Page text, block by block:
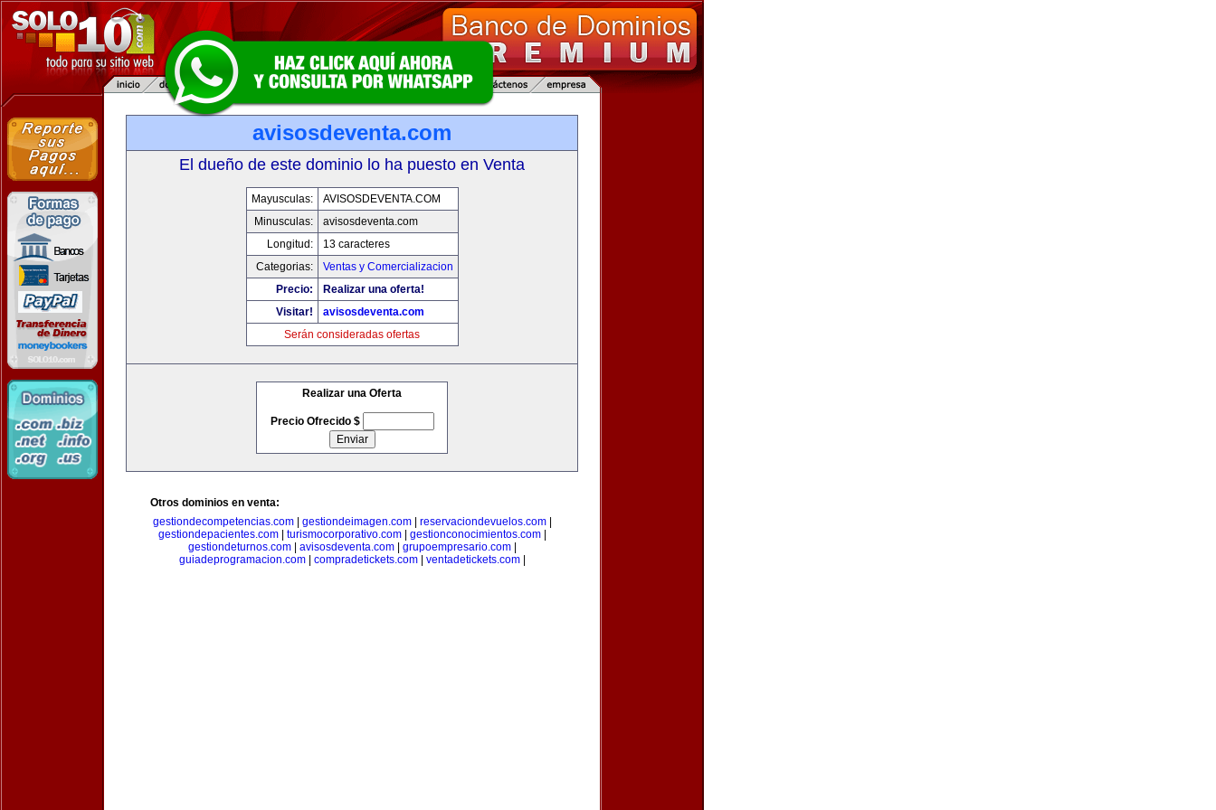
avisosdeventa.com
El dueño de este dominio lo ha puesto en Venta
Mayusculas:
AVISOSDEVENTA.COM
Minusculas:
avisosdeventa.com
Longitud:
13 caracteres
Categorias:
Ventas y Comercializacion
Precio:
Realizar una oferta!
Visitar!
avisosdeventa.com
Serán consideradas ofertas
Realizar una Oferta
Precio Ofrecido $
Otros dominios en venta:
gestiondecompetencias.com| gestiondeimagen.com| reservaciondevuelos.com|
gestiondepacientes.com| turismocorporativo.com| gestionconocimientos.com|
gestiondeturnos.com| avisosdeventa.com| grupoempresario.com|
guiadeprogramacion.com| compradetickets.com| ventadetickets.com|